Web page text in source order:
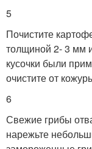
5
Почистите
толщиной 2- 3 мм
кусочки были
очистите от
6
Свежие грибы
нарежьте